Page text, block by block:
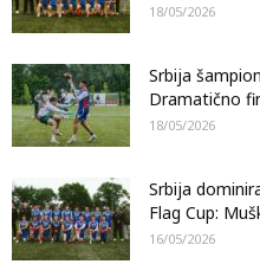
18/05/2026
Srbija
Dramatično
18/05/2026
Srbija
Flag Cup:
16/05/2026